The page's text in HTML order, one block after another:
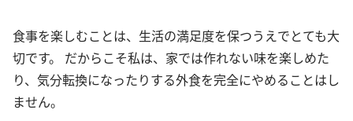
食事を楽しむことは、生活の満足度を保つうえでとても大
切です。 だからこそ私は、家では作れない味を楽しめた
り、気分転換になったりする外食を完全にやめることはし
ません。